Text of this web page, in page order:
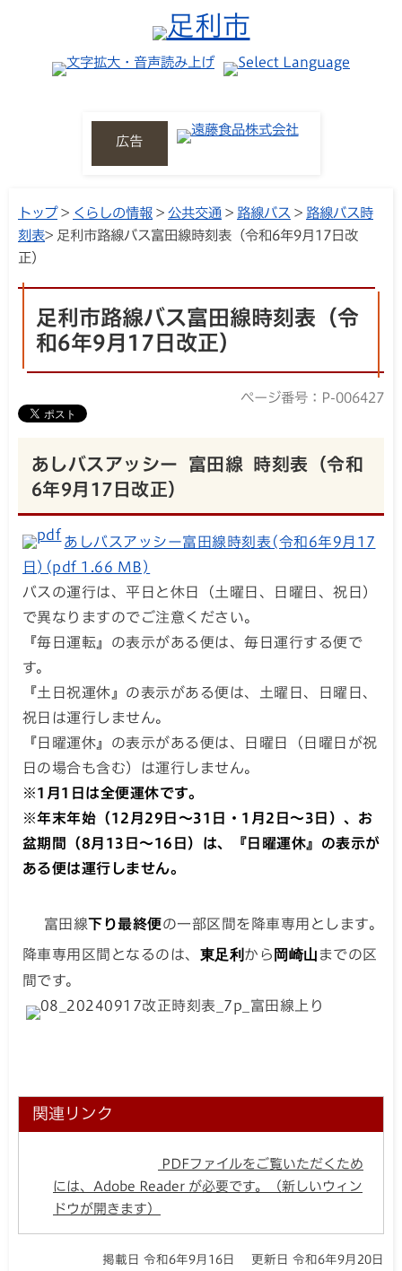
広告
トップ> くらしの情報 > 公共交通 > 路線バス > 路線バス時
刻表> 足利市路線バス富田線時刻表（令和6年9月17日改
正）
足利市路線バス富田線時刻表（令
和6年9月17日改正）
ページ番号：P-006427
あしバスアッシー 富田線 時刻表（令和
6年9月17日改正）
あしバスアッシー富田線時刻表(令和6年9月17
日)(pdf 1.66 MB)
バスの運行は、平日と休日（土曜日、日曜日、祝日）
で異なりますのでご注意ください。
『毎日運転』の表示がある便は、毎日運行する便で
す。
『土日祝運休』の表示がある便は、土曜日、日曜日、
祝日は運行しません。
『日曜運休』の表示がある便は、日曜日（日曜日が祝
日の場合も含む）は運行しません。
※1月1日は全便運休です。
※年末年始（12月29日～31日・1月2日～3日）、お
盆期間（8月13日～16日）は、『日曜運休』の表示が
ある便は運行しません。
富田線下り最終便の一部区間を降車専用とします。
降車専用区間となるのは、 東足利 から 岡崎山 までの区
間です。
関連リンク
PDFファイルをご覧いただくため
には、Adobe Reader が必要です。（新しいウィン
ドウが開きます）
掲載日 令和6年9月16日 更新日 令和6年9月20日